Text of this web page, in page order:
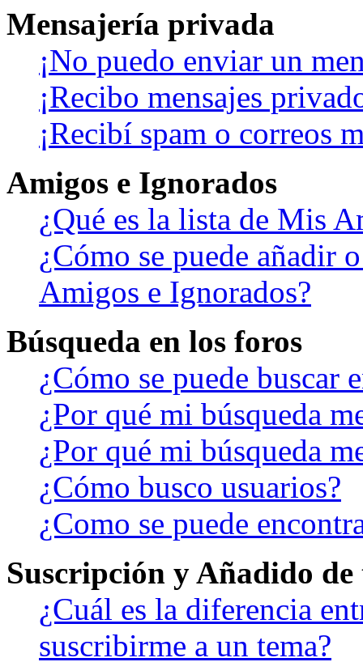
Mensajería privada
¡No puedo enviar un
¡Recibo mensajes
¡Recibí spam o correos
Amigos e Ignorados
¿Qué es la lista de Mis
¿Cómo se puede añadir
Amigos e Ignorados?
Búsqueda en los foros
¿Cómo se puede buscar
¿Por qué mi búsqueda
¿Por qué mi búsqueda
¿Cómo busco usuarios?
¿Como se puede
Suscripción y Añadido
¿Cuál es la diferencia
suscribirme a un tema?